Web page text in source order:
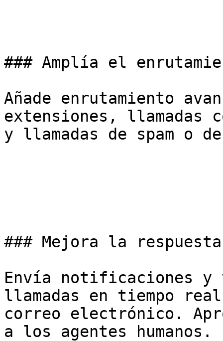
### Amplía el
Añade enrutamiento
extensiones, llamadas
y llamadas de spam o
### Mejora la
Envía notificaciones y
llamadas en tiempo
correo electrónico.
a los agentes humanos.